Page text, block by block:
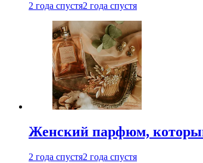
2 года спустя2 года спустя
Женский парфюм,
2 года спустя2 года спустя